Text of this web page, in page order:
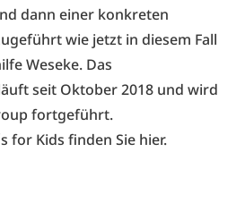
dann einer konkreten
wie jetzt in diesem Fall
Weseke. Das
seit Oktober 2018 und wird
fortgeführt.
for Kids finden Sie hier.